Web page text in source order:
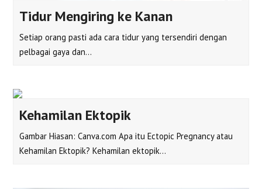
Tidur Mengiring ke Kanan
Setiap orang pasti ada cara tidur yang tersendiri dengan
pelbagai gaya dan…
Kehamilan Ektopik
Gambar Hiasan: Canva.com Apa itu Ectopic Pregnancy atau
Kehamilan Ektopik? Kehamilan ektopik…